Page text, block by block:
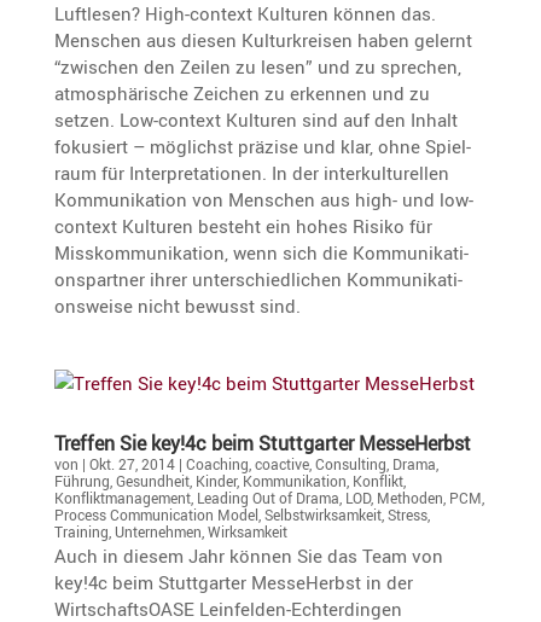
Luftlesen? High-context Kulturen können das.
Menschen aus diesen Kultur­kreisen haben gelernt
“zwischen den Zeilen zu lesen” und zu sprechen,
atmosphä­ri­sche Zeichen zu erkennen und zu
setzen. Low-context Kulturen sind auf den Inhalt
fokusiert – möglichst präzise und klar, ohne Spiel­
raum für Inter­pre­ta­tionen. In der inter­kul­tu­rellen
Kommu­ni­ka­tion von Menschen aus high- und low-
context Kulturen besteht ein hohes Risiko für
Misskom­mu­ni­ka­tion, wenn sich die Kommu­ni­ka­ti­
ons­partner ihrer unter­schied­li­chen Kommu­ni­ka­ti­
ons­weise nicht bewusst sind.
Treffen Sie key!4c beim Stutt­garter MesseHerbst
von | Okt. 27, 2014| Coaching coactive, Consulting Drama
Führung Gesundheit, Kinder, Kommunikation Konflikt,
Konfliktmanagement, Leading Out of Drama LOD, Methoden PCM
Process Communication Model Selbstwirksamkeit, Stress,
Training Unternehmen Wirksamkeit
Auch in diesem Jahr können Sie das Team von
key!4c beim Stuttgarter MesseHerbst in der
WirtschaftsOASE Leinfelden-Echterdingen